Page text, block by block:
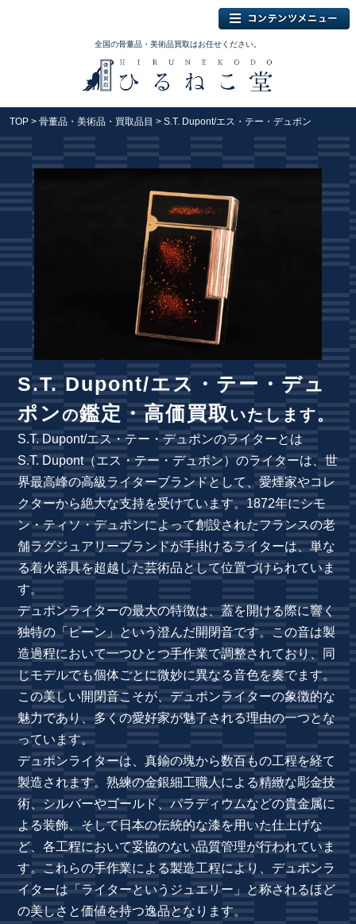
全国の骨董品・美術品買取はお任せください。
TOP > 骨董品・美術品・買取品目 > S.T. Dupont/エス・テー・デュポン
S.T. Dupont/エス・テー・デュ
ポンの鑑定・高価買取 いたします。
S.T. Dupont/エス・テー・デュポンのライターとは
S.T. Dupont（エス・テー・デュポン）のライターは、世
界最高峰の高級ライターブランドとして、愛煙家やコレ
クターから絶大な支持を受けています。1872年にシモ
ン・ティソ・デュポンによって創設されたフランスの老
舗ラグジュアリーブランドが手掛けるライターは、単な
る着火器具を超越した芸術品として位置づけられていま
す。
デュポンライターの最大の特徴は、蓋を開ける際に響く
独特の「ピーン」という澄んだ開閉音です。この音は製
造過程において一つひとつ手作業で調整されており、同
じモデルでも個体ごとに微妙に異なる音色を奏でます。
この美しい開閉音こそが、デュポンライターの象徴的な
魅力であり、多くの愛好家が魅了される理由の一つとな
っています。
デュポンライターは、真鍮の塊から数百もの工程を経て
製造されます。熟練の金銀細工職人による精緻な彫金技
術、シルバーやゴールド、パラディウムなどの貴金属に
よる装飾、そして日本の伝統的な漆を用いた仕上げな
ど、各工程において妥協のない品質管理が行われていま
す。これらの手作業による製造工程により、デュポンラ
イターは「ライターというジュエリー」と称されるほど
の美しさと価値を持つ逸品となります。